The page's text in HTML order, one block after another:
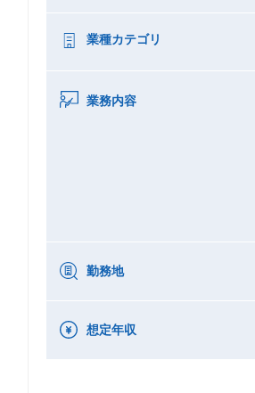
業種カテゴリ
業務内容
勤務地
想定年収